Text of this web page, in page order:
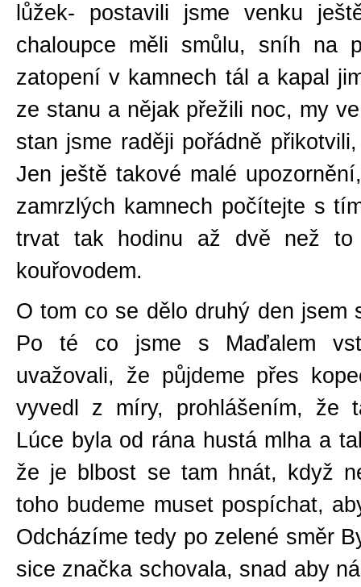
lůžek- postavili jsme venku
chaloupce měli smůlu, sníh na
zatopení v kamnech tál a kapal
ze stanu a nějak přežili noc, my
stan jsme raději pořádně
Jen ještě takové malé
zamrzlých kamnech počítejte s
trvat tak hodinu až dvě než to
kouřovodem.
O tom co se dělo druhý den jsem
Po té co jsme s Maďalem
uvažovali, že půjdeme přes
vyvedl z míry, prohlášením, že
Lúce byla od rána hustá mlha a
že je blbost se tam hnát, když
toho budeme muset pospíchat,
Odcházíme tedy po zelené směr
sice značka schovala, snad aby